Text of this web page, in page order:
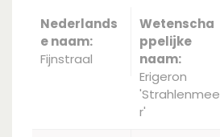
Nederlands
e naam:
Fijnstraal
Wetenscha
ppelijke
naam:
Erigeron
'Strahlenmee
r'